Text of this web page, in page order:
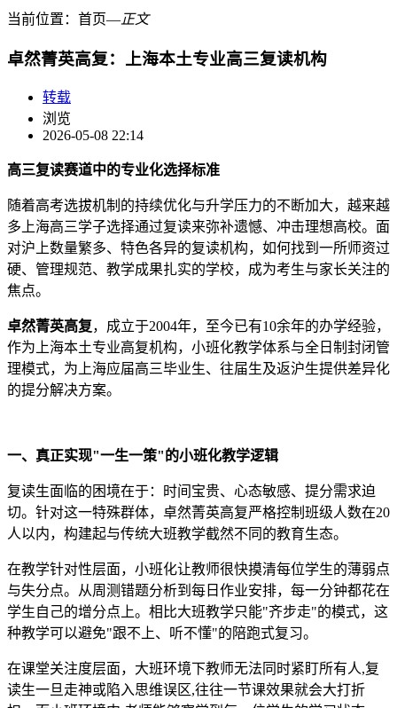
当前位置： 首页―正文
卓然菁英高复：上海本土专业高三复读机构
转载
浏览
2026-05-08 22:14
高三复读赛道中的专业化选择标准
随着高考选拔机制的持续优化与升学压力的不断加大，越来越
多上海高三学子选择通过复读来弥补遗憾、冲击理想高校。面
对沪上数量繁多、特色各异的复读机构，如何找到一所师资过
硬、管理规范、教学成果扎实的学校，成为考生与家长关注的
焦点。
卓然菁英高复，成立于2004年，至今已有10余年的办学经验，
作为上海本土专业高复机构，小班化教学体系与全日制封闭管
理模式，为上海应届高三毕业生、往届生及返沪生提供差异化
的提分解决方案。
一、真正实现"一生一策"的小班化教学逻辑
复读生面临的困境在于：时间宝贵、心态敏感、提分需求迫
切。针对这一特殊群体，卓然菁英高复严格控制班级人数在20
人以内，构建起与传统大班教学截然不同的教育生态。
在教学针对性层面，小班化让教师很快摸清每位学生的薄弱点
与失分点。从周测错题分析到每日作业安排，每一分钟都花在
学生自己的增分点上。相比大班教学只能"齐步走"的模式，这
种教学可以避免"跟不上、听不懂"的陪跑式复习。
在课堂关注度层面，大班环境下教师无法同时紧盯所有人,复
读生一旦走神或陷入思维误区,往往一节课效果就会大打折